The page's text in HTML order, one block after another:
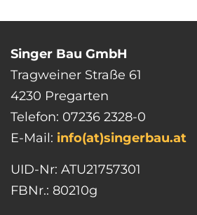
Singer Bau GmbH
Tragweiner Straße 61
4230 Pregarten
Telefon: 07236 2328-0
E-Mail: info(at)singerbau.at
UID-Nr: ATU21757301
FBNr.: 80210g